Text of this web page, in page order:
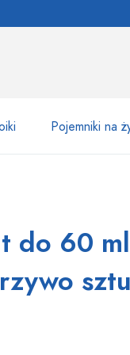
nawigacji
Pojemniki na
Butelki według marki
WECK
Butelki według funkcji
do 60 ml